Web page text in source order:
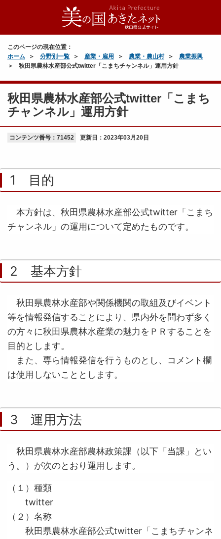
このページの現在位置：
ホーム
分野別一覧 産業・雇用 農業・農山村
農業振興
秋田県農林水産部公式twitter「こまちチャンネル」運用方針
秋田県農林水産部公式twitter「こまち
チャンネル」運用方針
コンテンツ番号：71452 更新日： 2023年03月20日
1 目的
本方針は、秋田県農林水産部公式twitter「こまち
チャンネル」の運用について定めたものです。
2 基本方針
秋田県農林水産部や関係機関の取組及びイベント
等を情報発信することにより、県内外を問わず多く
の方々に秋田県農林水産業の魅力をＰＲすることを
目的とします。
また、専ら情報発信を行うものとし、コメント欄
は使用しないこととします。
3 運用方法
秋田県農林水産部農林政策課（以下「当課」とい
う。）が次のとおり運用します。
（１）種類
twitter
（２）名称
秋田県農林水産部公式twitter「こまちチャンネ